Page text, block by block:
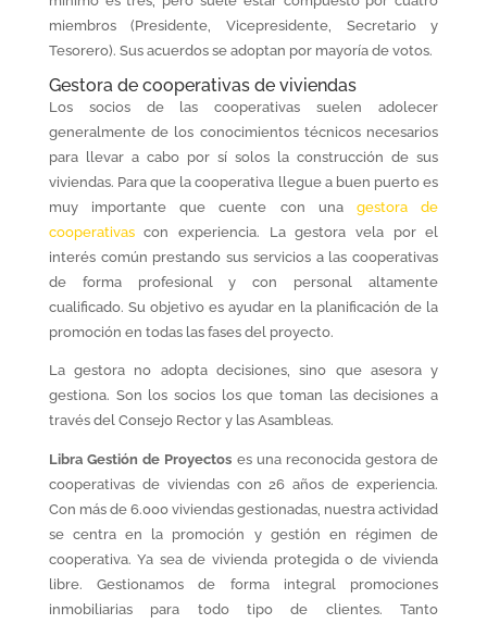
miembros (Presidente, Vicepresidente, Secretario y
Tesorero). Sus acuerdos se adoptan por mayoría de votos.
Gestora de cooperativas de viviendas
Los socios de las cooperativas suelen adolecer
generalmente de los conocimientos técnicos necesarios
para llevar a cabo por sí solos la construcción de sus
viviendas. Para que la cooperativa llegue a buen puerto es
muy importante que cuente con una gestora de
cooperativascon experiencia. La gestora vela por el
interés común prestando sus servicios a las cooperativas
de forma profesional y con personal altamente
cualificado. Su objetivo es ayudar en la planificación de la
promoción en todas las fases del proyecto.
La gestora no adopta decisiones, sino que asesora y
gestiona. Son los socios los que toman las decisiones a
través del Consejo Rector y las Asambleas.
Libra Gestión de Proyectos es una reconocida gestora de
cooperativas de viviendas con 26 años de experiencia.
Con más de 6.000 viviendas gestionadas, nuestra actividad
se centra en la promoción y gestión en régimen de
cooperativa. Ya sea de vivienda protegida o de vivienda
libre. Gestionamos de forma integral promociones
inmobiliarias para todo tipo de clientes. Tanto